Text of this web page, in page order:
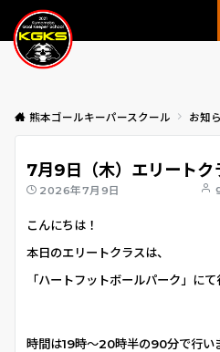
熊本ゴールキーパースクール お知
7月9日（木）エリートク
2026年7月9日
こんにちは！
本日のエリートクラスは、
「ハートフットボールパーク」にて
時間は19時〜20時半の90分で行い